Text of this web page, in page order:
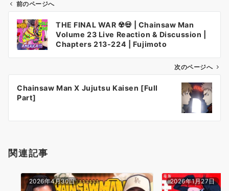
ビ
ン
前のページへ
THE FINAL WAR ☢️💀 | Chainsaw Man
Volume 23 Live Reaction & Discussion |
Chapters 213-224 | Fujimoto
次のページへ
Chainsaw Man X Jujutsu Kaisen [Full
Part]
関連記事
2026年4月30日 2026年1月27日